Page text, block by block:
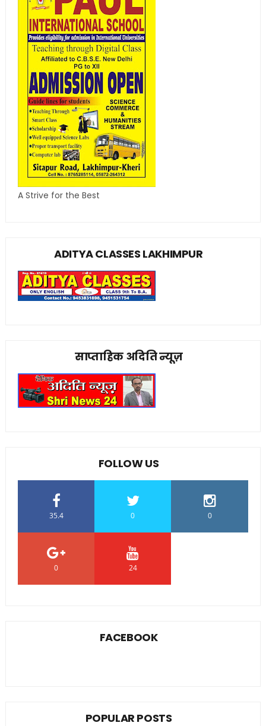
A Strive for the Best
ADITYA CLASSES LAKHIMPUR
साप्ताहिक अदिति न्यूज़
FOLLOW US
35.4 0 0
0 24
FACEBOOK
POPULAR POSTS